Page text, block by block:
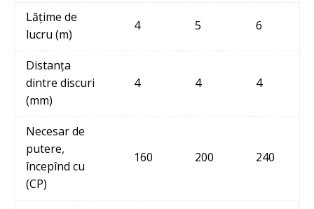
Lățime de
lucru (m)
4 5 6
Distanța
dintre discuri
(mm)
4 4 4
Necesar de
putere,
începînd cu
(CP)
160 200 240